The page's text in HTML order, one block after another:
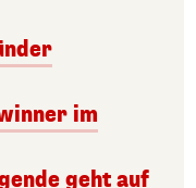
im
geht auf